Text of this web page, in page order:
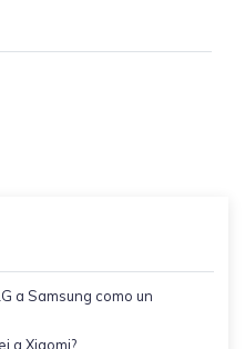
a Samsung como un
a Xiaomi?